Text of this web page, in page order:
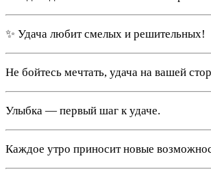
✨ Удача любит смелых и решительных!
Не бойтесь мечтать, удача на вашей
Улыбка — первый шаг к удаче.
Каждое утро приносит новые